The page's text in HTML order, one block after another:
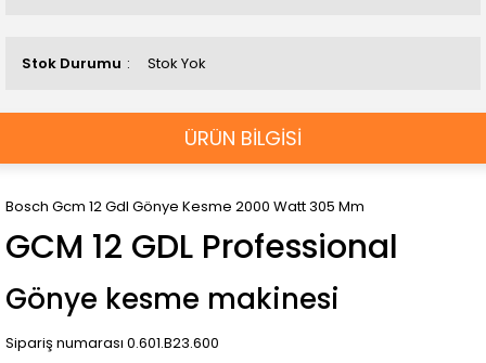
Stok Durumu Stok Yok
ÜRÜN BİLGİSİ
Bosch Gcm 12 Gdl Gönye Kesme 2000 Watt 305 Mm
GCM 12 GDL Professional
Gönye kesme makinesi
Sipariş numarası 0.601.B23.600